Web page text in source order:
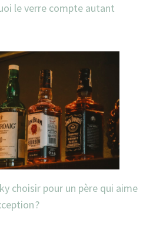
le verre compte autant
choisir pour un père qui aime
?